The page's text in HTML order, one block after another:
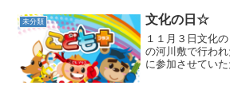
第一弾はサイエン
す！「なぜ？気に
未分類 文化の日☆
１１月３日文化
の河川敷で行われ
に参加させてい